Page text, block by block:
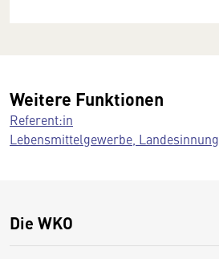
Weitere Funktionen
Referent:in
Lebensmittelgewerbe, Landesinnung
Die WKO